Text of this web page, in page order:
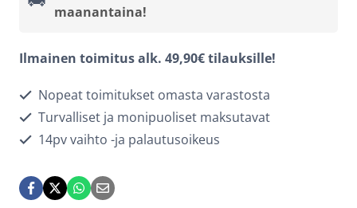
30fps
maanantaina!
Ilmainen toimitus alk. 49,90€ tilauksille!
Nopeat toimitukset omasta varastosta
Turvalliset ja monipuoliset maksutavat
14pv vaihto -ja palautusoikeus